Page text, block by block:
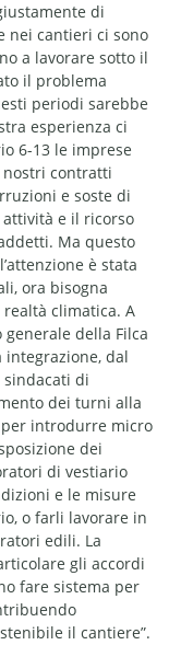
di
nei cantieri ci sono
a lavorare sotto il
il problema
periodi sarebbe
esperienza ci
6-13 le imprese
contratti
e soste di
attività e il ricorso
Ma questo
è stata
ora bisogna
climatica. A
della Filca
integrazione, dal
sindacati di
dei turni alla
introdurre micro
dei
di vestiario
e le misure
o farli lavorare in
edili. La
gli accordi
fare sistema per
il cantiere”.